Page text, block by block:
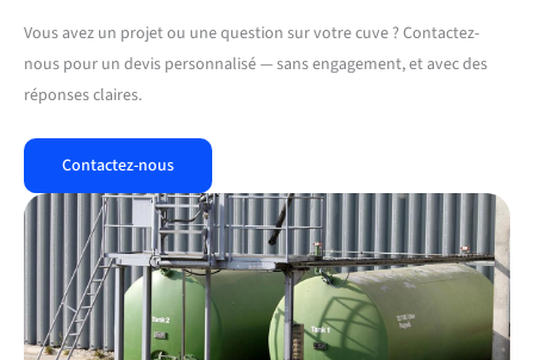
Vous avez un projet ou une question sur votre cuve ? Contactez-
nous pour un devis personnalisé — sans engagement, et avec des
réponses claires.
Contactez-nous